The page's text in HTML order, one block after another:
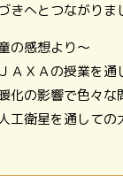
きへとつながり
の感想より～
ＡＸＡの授業を
化の影響で色々
工衛星を通しての